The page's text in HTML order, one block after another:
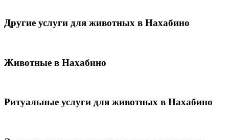
Другие услуги для животных в Нахабино
Животные в Нахабино
Ритуальные услуги для животных в Нахабино